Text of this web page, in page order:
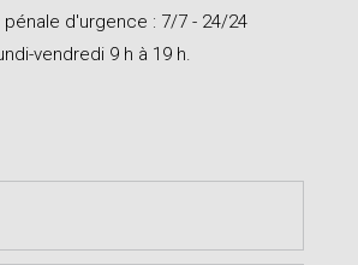
d'urgence : 7/7 - 24/24
vendredi 9 h à 19 h.